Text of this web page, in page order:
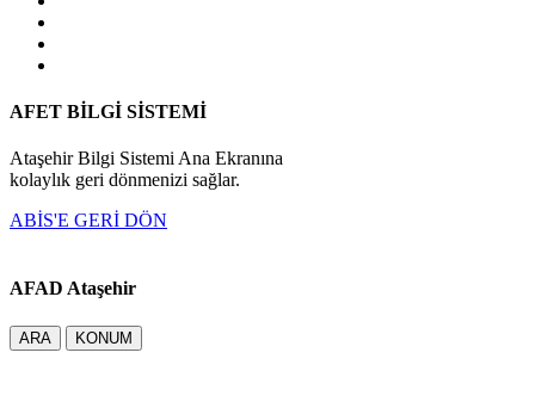
AFET BİLGİ SİSTEMİ
Ataşehir Bilgi Sistemi Ana Ekranına
kolaylık geri dönmenizi sağlar.
ABİS'E GERİ DÖN
AFAD Ataşehir
ARA KONUM